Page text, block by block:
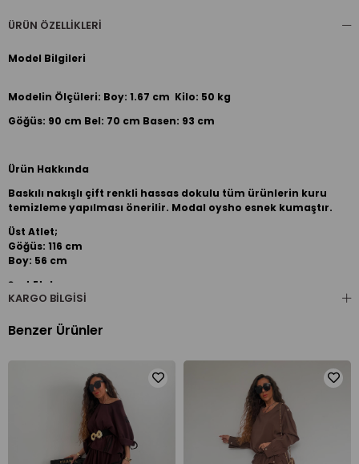
ÜRÜN ÖZELLIKLERI
Model Bilgileri
Modelin Ölçüleri: Boy: 1.67 cm Kilo: 50 kg
Göğüs: 90 cm Bel: 70 cm Basen: 93 cm
Ürün Hakkında
Baskılı nakışlı çift renkli hassas dokulu tüm ürünlerin kuru
temizleme yapılması önerilir. Modal oysho esnek kumaştır.
Üst Atlet;
Göğüs: 116 cm
Boy: 56 cm
Şort Etek;
Bel: 100 cm
KARGO BILGISI
Benzer Ürünler